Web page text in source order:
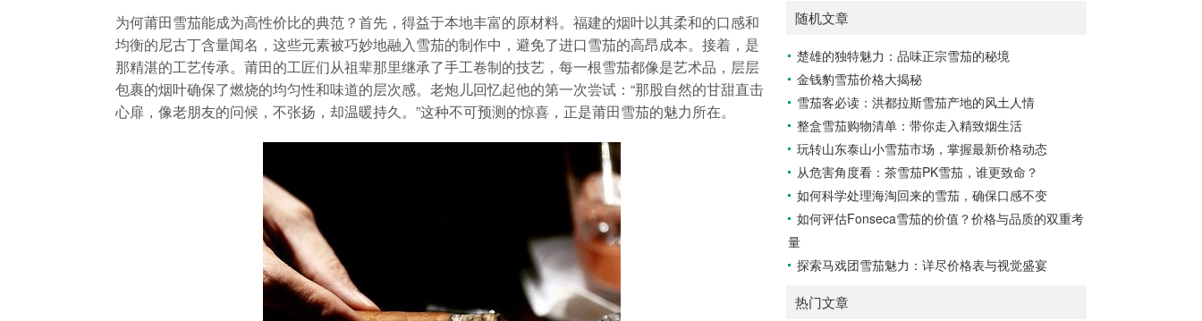
为何莆田雪茄能成为高性价比的典范？首先，得益于本地丰富的原材料。福建的烟叶以其柔和的口感和
均衡的尼古丁含量闻名，这些元素被巧妙地融入雪茄的制作中，避免了进口雪茄的高昂成本。接着，是
那精湛的工艺传承。莆田的工匠们从祖辈那里继承了手工卷制的技艺，每一根雪茄都像是艺术品，层层
包裹的烟叶确保了燃烧的均匀性和味道的层次感。老炮儿回忆起他的第一次尝试：“那股自然的甘甜直击
心扉，像老朋友的问候，不张扬，却温暖持久。”这种不可预测的惊喜，正是莆田雪茄的魅力所在。
随机文章
楚雄的独特魅力：品味正宗雪茄的秘境
金钱豹雪茄价格大揭秘
雪茄客必读：洪都拉斯雪茄产地的风土人情
整盒雪茄购物清单：带你走入精致烟生活
玩转山东泰山小雪茄市场，掌握最新价格动态
从危害角度看：茶雪茄PK雪茄，谁更致命？
如何科学处理海淘回来的雪茄，确保口感不变
如何评估Fonseca雪茄的价值？价格与品质的双重考
量
探索马戏团雪茄魅力：详尽价格表与视觉盛宴
热门文章